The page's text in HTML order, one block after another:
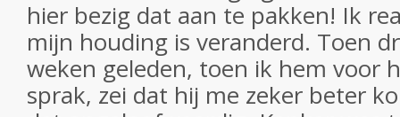
hier bezig dat aan te pakken! Ik
mijn houding is veranderd. Toen
weken geleden, toen ik hem voor
sprak, zei dat hij me zeker beter